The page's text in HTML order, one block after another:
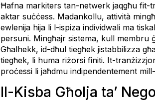
Ħafna markiters tan-netwerk jaqgħu fit-
aktar suċċess. Madankollu, attività
ewlenija hija li l-ispiza individwali ma
persuni. Mingħajr sistema, kull membru
Għalhekk, id-dħul tiegħek jistabbilizza
tiegħek, li huma riżorsi finiti. It-
proċessi li jaħdmu indipendentement
Il-Kisba Għolja ta’